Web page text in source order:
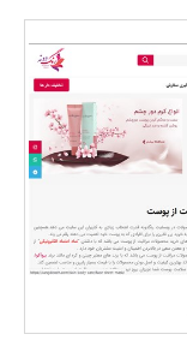
مسکن و ساختمان